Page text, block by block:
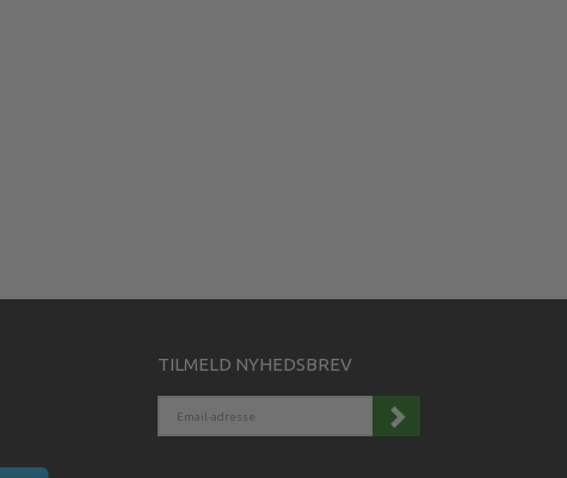
TILMELD NYHEDSBREV
ADRESSE